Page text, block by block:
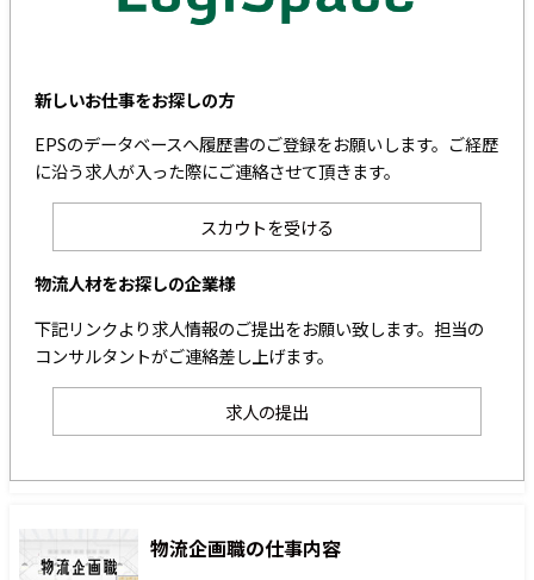
新しいお仕事をお探しの方
EPSのデータベースへ履歴書のご登録をお願いします。ご経歴
に沿う求人が入った際にご連絡させて頂きます。
スカウトを受ける
物流人材をお探しの企業様
下記リンクより求人情報のご提出をお願い致します。担当の
コンサルタントがご連絡差し上げます。
求人の提出
物流企画職の仕事内容